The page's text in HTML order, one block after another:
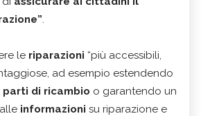
.
le riparazioni “più accessibili,
ad esempio estendendo
di ricambio o garantendo un
informazioni su riparazione e